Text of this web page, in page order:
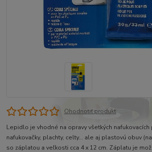
Ohodnotiť produkt
Lepidlo je vhodné na opravy všetkých
nafukovačky, plachty, celty... ale aj plastovú obuv
so záplatou a veľkosti cca 4 x 12 cm. Záplatu je